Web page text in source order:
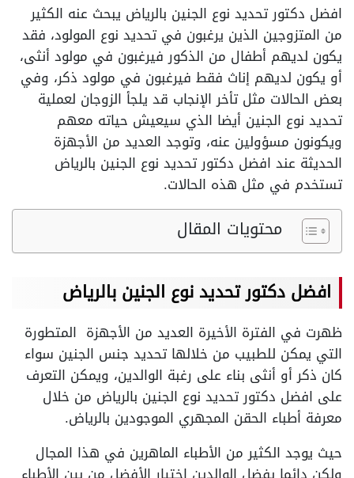
افضل دكتور تحديد نوع الجنين بالرياض يبحث عنه الكثير
من المتزوجين الذين يرغبون في تحديد نوع المولود، فقد
يكون لديهم أطفال من الذكور فيرغبون في مولود أنثى،
أو يكون لديهم إناث فقط فيرغبون في مولود ذكر، وفي
بعض الحالات مثل تأخر الإنجاب قد يلجأ الزوجان لعملية
تحديد نوع الجنين أيضا الذي سيعيش حياته معهم
ويكونون مسؤولين عنه، وتوجد العديد من الأجهزة
الحديثة عند افضل دكتور تحديد نوع الجنين بالرياض
تستخدم في مثل هذه الحالات.
محتويات المقال
افضل دكتور تحديد نوع الجنين بالرياض
ظهرت في الفترة الأخيرة العديد من الأجهزة المتطورة
التي يمكن للطبيب من خلالها تحديد جنس الجنين سواء
كان ذكر أو أنثى بناء على رغبة الوالدين، ويمكن التعرف
على افضل دكتور تحديد نوع الجنين بالرياض من خلال
معرفة أطباء الحقن المجهري الموجودين بالرياض.
حيث يوجد الكثير من الأطباء الماهرين في هذا المجال